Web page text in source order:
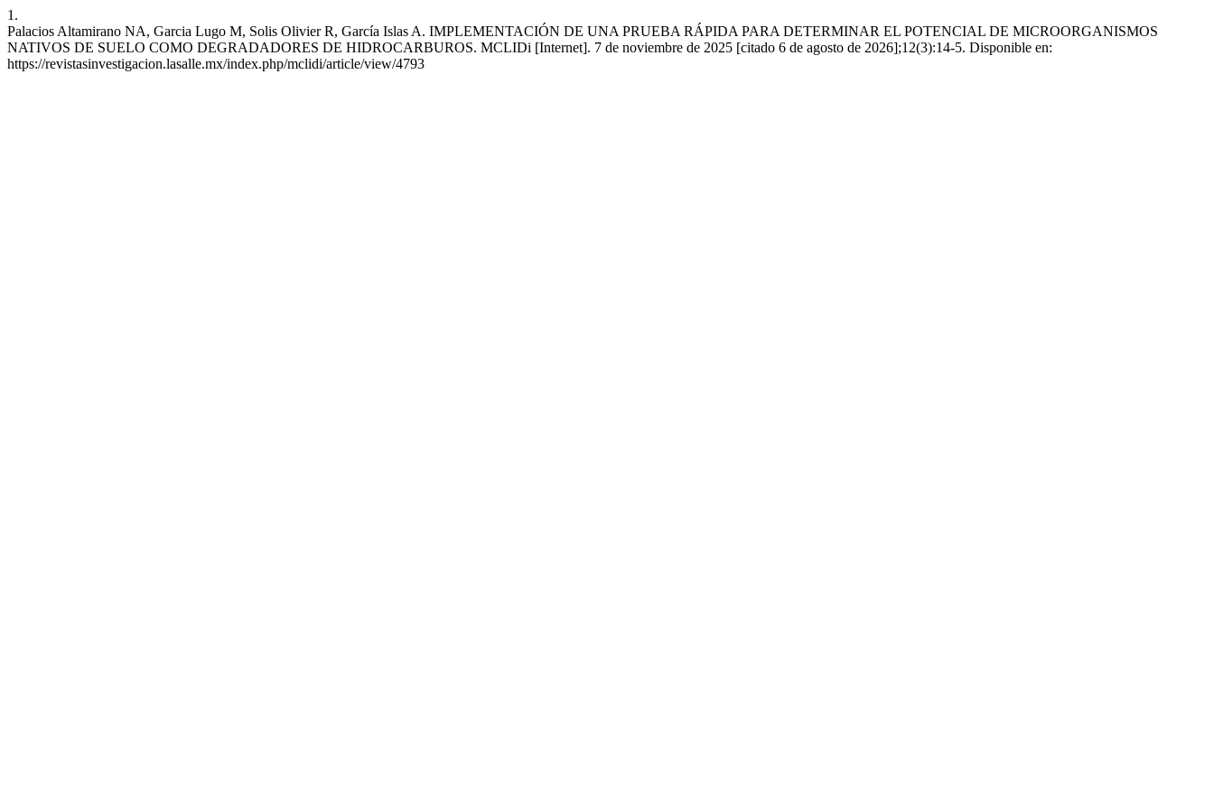
1.
Palacios Altamirano NA, Garcia Lugo M, Solis Olivier R, García Islas A. IMPLEMENTACIÓN DE UNA PRUEBA RÁPIDA PARA DETERMINAR EL POTENCIAL DE MICROORGANISMOS
NATIVOS DE SUELO COMO DEGRADADORES DE HIDROCARBUROS. MCLIDi [Internet]. 7 de noviembre de 2025 [citado 6 de agosto de 2026];12(3):14-5. Disponible en:
https://revistasinvestigacion.lasalle.mx/index.php/mclidi/article/view/4793